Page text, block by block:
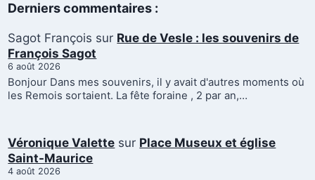
Derniers commentaires :
Sagot François sur Rue de Vesle : les souvenirs de
François Sagot
6 août 2026
Bonjour Dans mes souvenirs, il y avait d'autres moments où
les Remois sortaient. La fête foraine , 2 par an,…
Véronique Valette sur Place Museux et église
Saint-Maurice
4 août 2026